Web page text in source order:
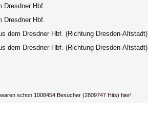
Dresdner Hbf.
Dresdner Hbf.
dem Dresdner Hbf. (Richtung Dresden-Altstadt)
dem Dresdner Hbf. (Richtung Dresden-Altstadt)
schon 1008454 Besucher (2809747 Hits) hier!